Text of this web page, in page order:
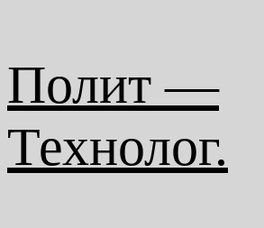
содержимому
Полит —
Технолог.